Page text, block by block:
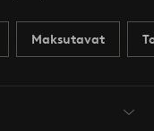
Maksutavat